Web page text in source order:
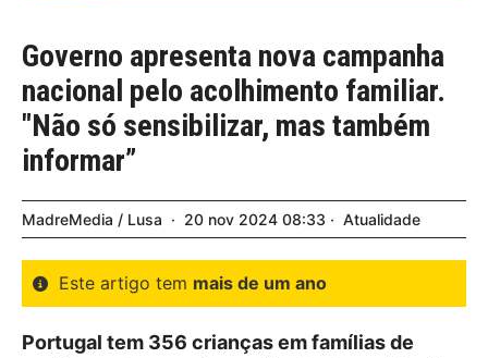
Governo apresenta nova campanha
nacional pelo acolhimento familiar.
"Não só sensibilizar, mas também
informar”
MadreMedia / Lusa 20 nov 2024 08:33 Atualidade
Este artigo tem mais de um ano
Portugal tem 356 crianças em famílias de